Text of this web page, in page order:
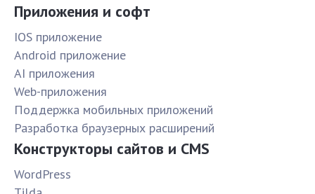
Приложения и софт
IOS приложение
Android приложение
AI приложения
Web-приложения
Поддержка мобильных приложений
Разработка браузерных расширений
Конструкторы сайтов и CMS
WordPress